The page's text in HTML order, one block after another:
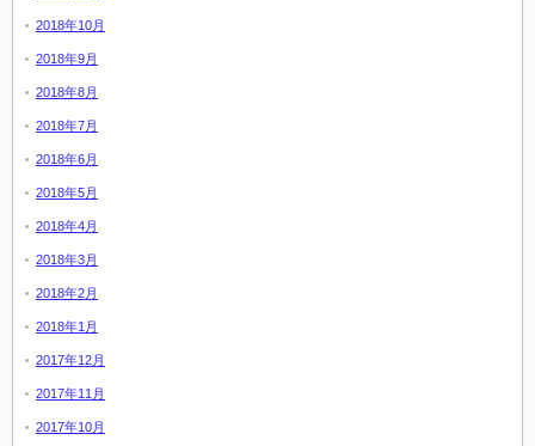
2018年10月
2018年9月
2018年8月
2018年7月
2018年6月
2018年5月
2018年4月
2018年3月
2018年2月
2018年1月
2017年12月
2017年11月
2017年10月